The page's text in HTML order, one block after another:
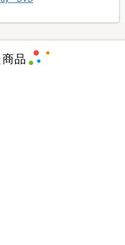
商品